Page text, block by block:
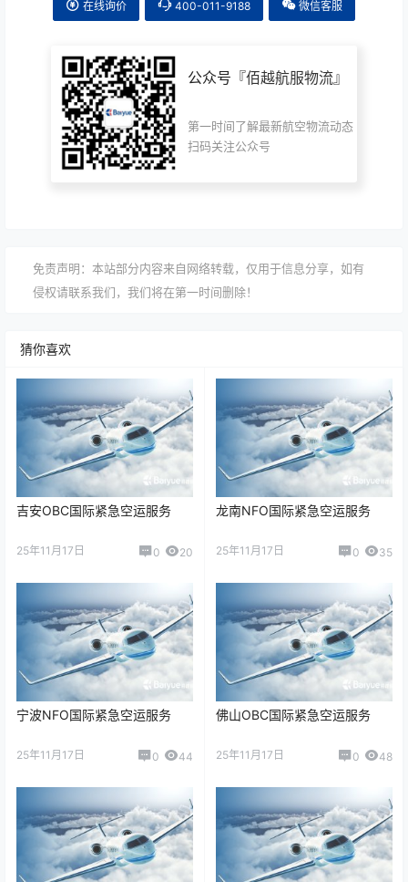
在线询价 400-011-9188 微信客服
公众号『佰越航服物流』
第一时间了解最新航空物流动态
扫码关注公众号
免责声明：本站部分内容来自网络转载，仅用于信息分享，如有
侵权请联系我们，我们将在第一时间删除！
猜你喜欢
吉安OBC国际紧急空运服务
25年11月17日 0 20
龙南NFO国际紧急空运服务
25年11月17日 0 35
宁波NFO国际紧急空运服务
25年11月17日 0 44
佛山OBC国际紧急空运服务
25年11月17日 0 48